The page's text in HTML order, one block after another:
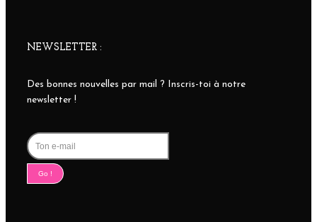
NEWSLETTER :
Des bonnes nouvelles par mail ? Inscris-toi à notre
newsletter !
Go !